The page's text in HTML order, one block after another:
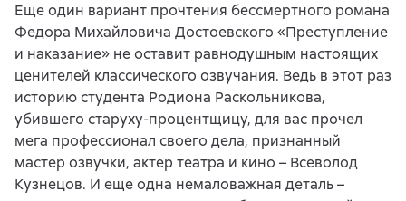
Еще один вариант прочтения бессмертного романа
Федора Михайловича Достоевского «Преступление
и наказание» не оставит равнодушным настоящих
ценителей классического озвучания. Ведь в этот раз
историю студента Родиона Раскольникова,
убившего старуху-процентщицу, для вас прочел
мега профессионал своего дела, признанный
мастер озвучки, актер театра и кино – Всеволод
Кузнецов. И еще одна немаловажная деталь –